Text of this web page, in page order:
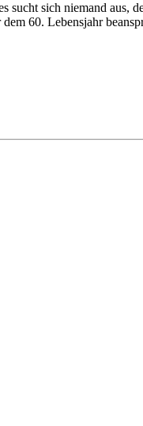
sich niemand aus,
60. Lebensjahr